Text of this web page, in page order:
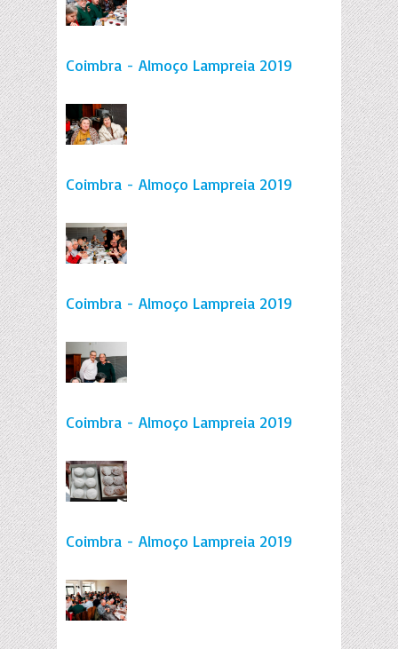
Coimbra - Almoço Lampreia 2019
Coimbra - Almoço Lampreia 2019
Coimbra - Almoço Lampreia 2019
Coimbra - Almoço Lampreia 2019
Coimbra - Almoço Lampreia 2019